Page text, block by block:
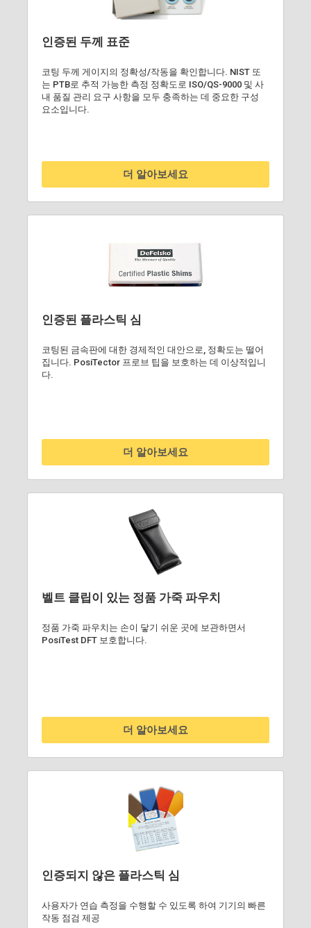
인증된 두께 표준
코팅 두께 게이지의 정확성/작동을 확인합니다. NIST 또
는 PTB로 추적 가능한 측정 정확도로 ISO/QS-9000 및 사
내 품질 관리 요구 사항을 모두 충족하는 데 중요한 구성
요소입니다.
더 알아보세요
인증된 플라스틱 심
코팅된 금속판에 대한 경제적인 대안으로, 정확도는 떨어
집니다. PosiTector 프로브 팁을 보호하는 데 이상적입니
다.
더 알아보세요
벨트 클립이 있는 정품 가죽 파우치
정품 가죽 파우치는 손이 닿기 쉬운 곳에 보관하면서
PosiTest DFT 보호합니다.
더 알아보세요
인증되지 않은 플라스틱 심
사용자가 연습 측정을 수행할 수 있도록 하여 기기의 빠른
작동 점검 제공